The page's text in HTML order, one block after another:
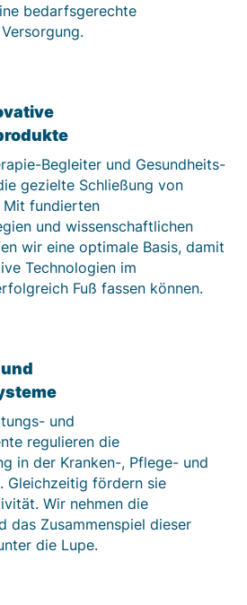
bedarfsgerechte
Begleiter und Gesundheits-
gezielte Schließung von
Mit fundierten
und wissenschaftlichen
wir eine optimale Basis, damit
Technologien im
Fuß fassen können.
und
regulieren die
in der Kranken-, Pflege- und
Gleichzeitig fördern sie
Wir nehmen die
das Zusammenspiel dieser
die Lupe.